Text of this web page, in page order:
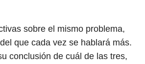
sobre el mismo problema,
que cada vez se hablará más.
conclusión de cuál de las tres,